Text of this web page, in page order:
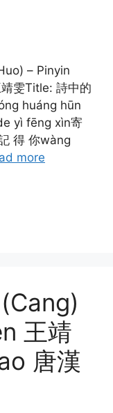
– Pinyin
雯Title: 詩中的
huáng hūn
yì fēng xìn寄
得 你wàng
more
王靖
唐漢